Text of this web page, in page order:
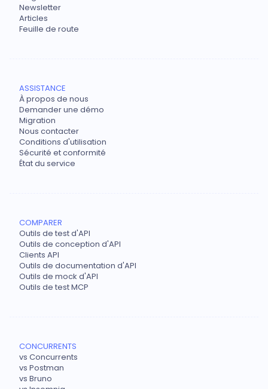
Newsletter
Articles
Feuille de route
ASSISTANCE
À propos de nous
Demander une démo
Migration
Nous contacter
Conditions d'utilisation
Sécurité et conformité
État du service
COMPARER
Outils de test d'API
Outils de conception d'API
Clients API
Outils de documentation d'API
Outils de mock d'API
Outils de test MCP
CONCURRENTS
vs Concurrents
vs Postman
vs Bruno